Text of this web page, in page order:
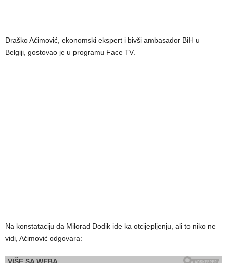
Draško Aćimović, ekonomski ekspert i bivši ambasador BiH u
Belgiji, gostovao je u programu Face TV.
Na konstataciju da Milorad Dodik ide ka otcijepljenju, ali to niko ne
vidi, Aćimović odgovara: